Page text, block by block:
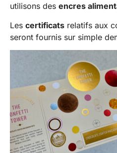
utilisons des encres
Les certificats relatifs aux
seront fournis sur simple